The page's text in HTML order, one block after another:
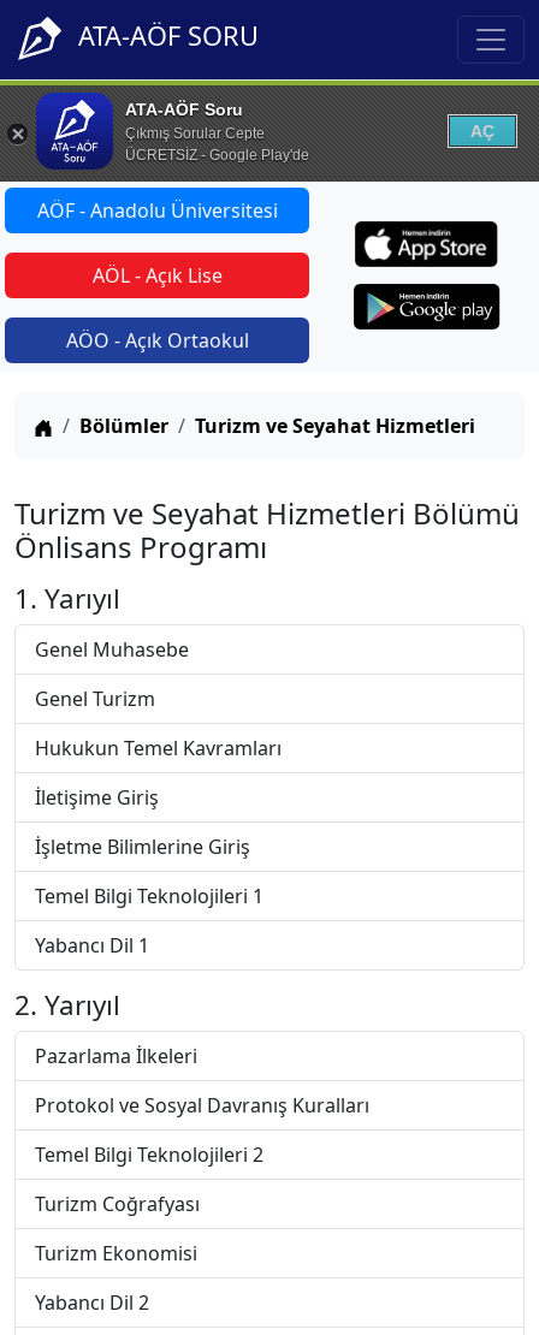
ATA-AÖF SORU
ATA-AÖF Soru
Çıkmış Sorular Cepte
ÜCRETSİZ - Google Play'de
AÇ
AÖF - Anadolu Üniversitesi
AÖL - Açık Lise
AÖO - Açık Ortaokul
Anasayfa
Bölümler Turizm ve Seyahat Hizmetleri
Turizm ve Seyahat Hizmetleri Bölümü
Önlisans Programı
1. Yarıyıl
Genel Muhasebe
Genel Turizm
Hukukun Temel Kavramları
İletişime Giriş
İşletme Bilimlerine Giriş
Temel Bilgi Teknolojileri 1
Yabancı Dil 1
2. Yarıyıl
Pazarlama İlkeleri
Protokol ve Sosyal Davranış Kuralları
Temel Bilgi Teknolojileri 2
Turizm Coğrafyası
Turizm Ekonomisi
Yabancı Dil 2